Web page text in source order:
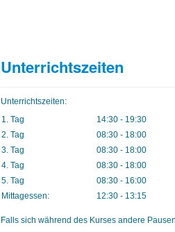
Unterrichtszeiten
Unterrichtszeiten:
1. Tag
14:30 - 19:30
2. Tag
08:30 - 18:00
3. Tag
08:30 - 18:00
4. Tag
08:30 - 18:00
5. Tag
08:30 - 16:00
Mittagessen:
12:30 - 13:15
Falls sich während des Kurses andere